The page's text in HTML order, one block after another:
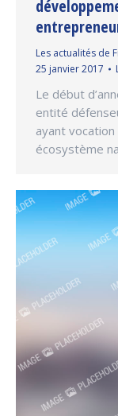
Les actualités de
25 janvier 2017
Le début
entité
ayant
écosystème